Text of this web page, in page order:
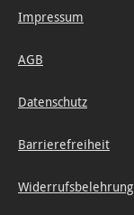
Impressum
AGB
Datenschutz
Barrierefreiheit
Widerrufsbelehrung